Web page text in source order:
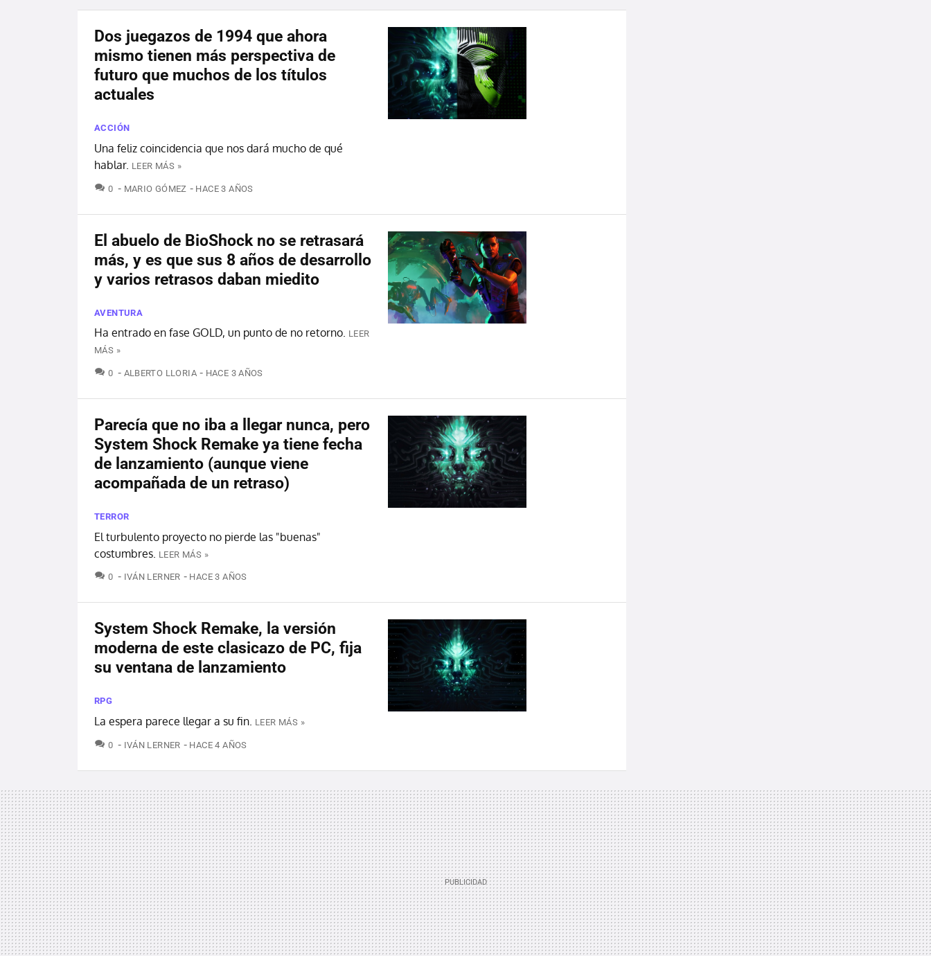
Dos juegazos de 1994 que ahora
mismo tienen más perspectiva de
futuro que muchos de los títulos
actuales
ACCIÓN
Una feliz coincidencia que nos dará mucho de qué
hablar. LEER MÁS »
0 COMENTARIOS
MARIO GÓMEZ HACE 3 AÑOS
El abuelo de BioShock no se retrasará
más, y es que sus 8 años de desarrollo
y varios retrasos daban miedito
AVENTURA
Ha entrado en fase GOLD, un punto de no retorno. LEER
MÁS »
0 COMENTARIOS
ALBERTO LLORIA HACE 3 AÑOS
Parecía que no iba a llegar nunca, pero
System Shock Remake ya tiene fecha
de lanzamiento (aunque viene
acompañada de un retraso)
TERROR
El turbulento proyecto no pierde las "buenas"
costumbres. LEER MÁS »
0 COMENTARIOS
IVÁN LERNER HACE 3 AÑOS
System Shock Remake, la versión
moderna de este clasicazo de PC, fija
su ventana de lanzamiento
RPG
La espera parece llegar a su fin. LEER MÁS »
0 COMENTARIOS
IVÁN LERNER HACE 4 AÑOS